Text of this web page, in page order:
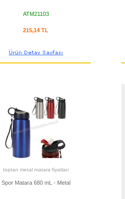
ATM21103
215,14 TL
toptan metal matara fiyatları
Spor Matara 680 mL - Metal